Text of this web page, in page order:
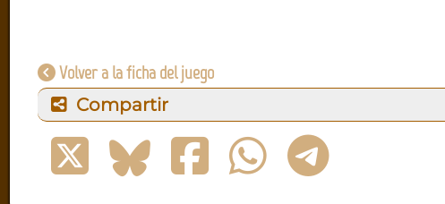
Volver a la ficha del juego
Compartir